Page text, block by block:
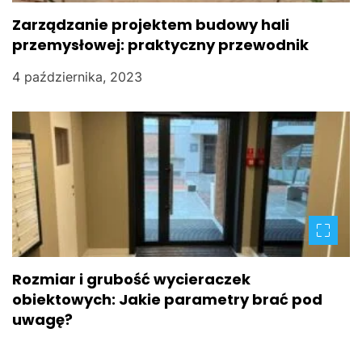
w
p
i
s
u
Zarządzanie projektem budowy hali
przemysłowej: praktyczny przewodnik
4 października, 2023
Rozmiar i grubość wycieraczek
obiektowych: Jakie parametry brać pod
uwagę?